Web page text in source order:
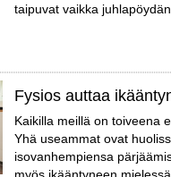
taipuvat vaikka
Fysios auttaa
Kaikilla meillä on toiveena
Yhä useammat ovat
isovanhempiensa